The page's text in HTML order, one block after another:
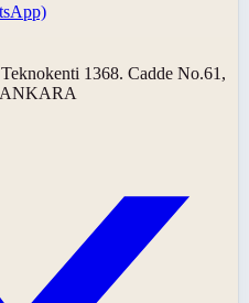
1368. Cadde No.61,
ANKARA